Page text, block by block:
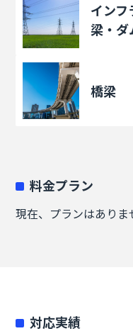
イン
梁・ダ
橋梁
料金プラン
現在、プランはありま
対応実績